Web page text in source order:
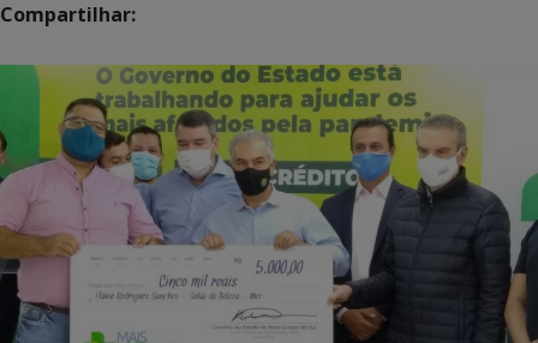
Compartilhar: